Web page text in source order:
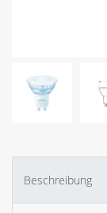
Beschreibung